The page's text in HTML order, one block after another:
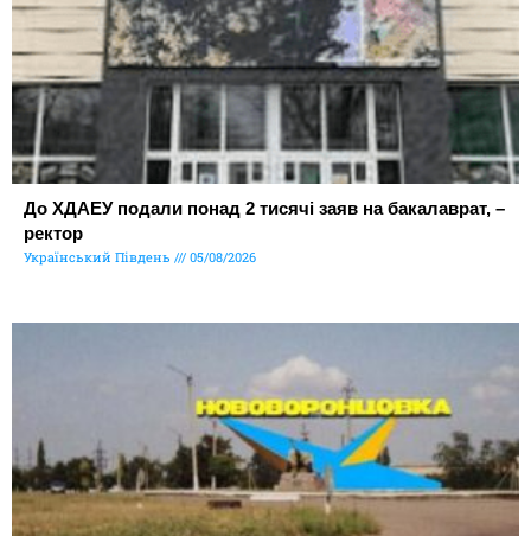
До ХДАЕУ подали понад 2 тисячі заяв на бакалаврат, –
ректор
Український Південь 05/08/2026